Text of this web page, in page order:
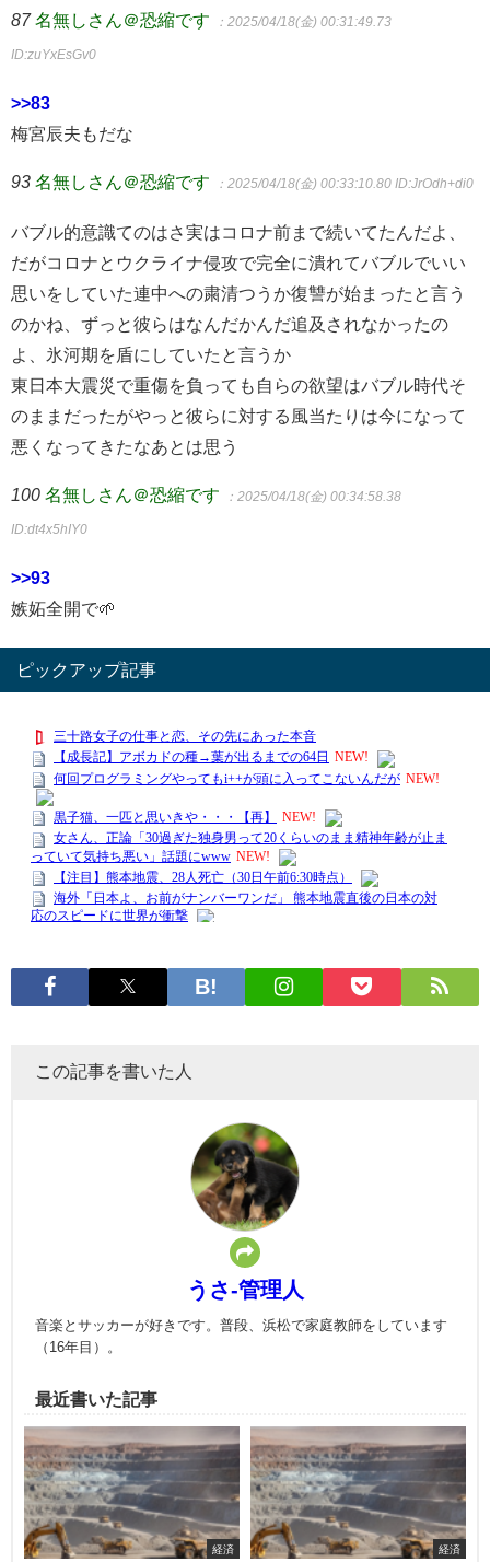
87 名無しさん＠恐縮です ：2025/04/18(金) 00:31:49.73
ID:zuYxEsGv0
>>83
梅宮辰夫もだな
93 名無しさん＠恐縮です ：2025/04/18(金) 00:33:10.80 ID:JrOdh+di0
バブル的意識てのはさ実はコロナ前まで続いてたんだよ、
だがコロナとウクライナ侵攻で完全に潰れてバブルでいい
思いをしていた連中への粛清つうか復讐が始まったと言う
のかね、ずっと彼らはなんだかんだ追及されなかったの
よ、氷河期を盾にしていたと言うか
東日本大震災で重傷を負っても自らの欲望はバブル時代そ
のままだったがやっと彼らに対する風当たりは今になって
悪くなってきたなあとは思う
100 名無しさん＠恐縮です ：2025/04/18(金) 00:34:58.38
ID:dt4x5hIY0
>>93
嫉妬全開で🌱
ピックアップ記事
この記事を書いた人
うさ-管理人
音楽とサッカーが好きです。普段、浜松で家庭教師をしています
（16年目）。
最近書いた記事
経済 経済